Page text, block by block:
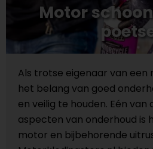
Motor
Als trotse eigenaar van
het belang van goed
en veilig te houden. Eén van
aspecten van onderhoud is
motor en bijbehorende